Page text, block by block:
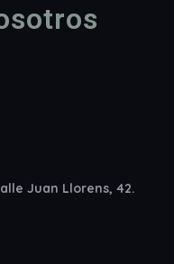
Juan Llorens, 42.